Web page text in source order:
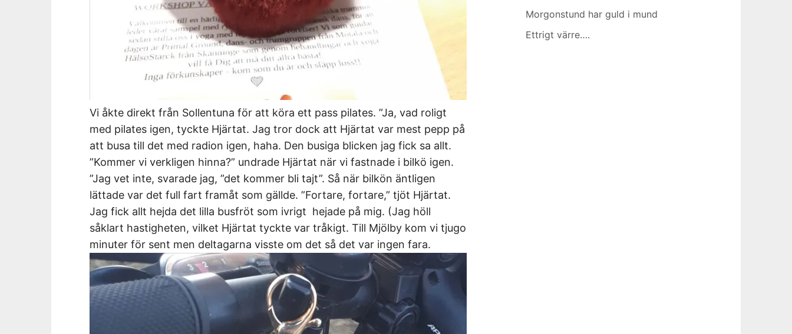
Vi åkte direkt från Sollentuna för att köra ett pass pilates. ”Ja, vad roligt
med pilates igen, tyckte Hjärtat. Jag tror dock att Hjärtat var mest pepp på
att busa till det med radion igen, haha. Den busiga blicken jag fick sa allt.
”Kommer vi verkligen hinna?” undrade Hjärtat när vi fastnade i bilkö igen.
”Jag vet inte, svarade jag, ”det kommer bli tajt”. Så när bilkön äntligen
lättade var det full fart framåt som gällde. ”Fortare, fortare,” tjöt Hjärtat.
Jag fick allt hejda det lilla busfröt som ivrigt hejade på mig. (Jag höll
såklart hastigheten, vilket Hjärtat tyckte var tråkigt. Till Mjölby kom vi tjugo
minuter för sent men deltagarna visste om det så det var ingen fara.
Morgonstund har guld i mund
Ettrigt värre….